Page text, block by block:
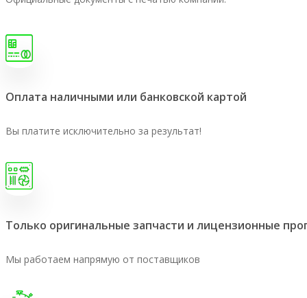
Оплата наличными или банковской картой
Вы платите исключительно за результат!
Только оригинальные запчасти и лицензионные
Мы работаем напрямую от поставщиков